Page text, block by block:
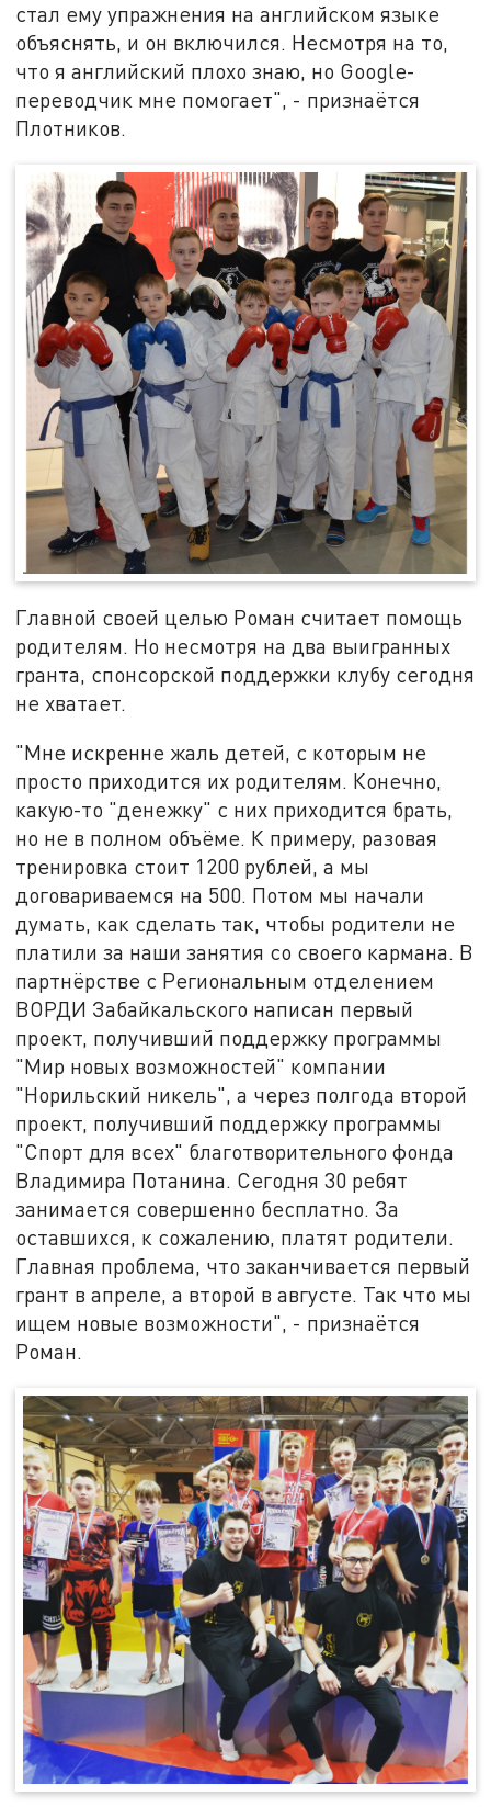
стал ему упражнения на английском языке
объяснять, и он включился. Несмотря на то,
что я английский плохо знаю, но Google-
переводчик мне помогает", - признаётся
Плотников.
Главной своей целью Роман считает помощь
родителям. Но несмотря на два выигранных
гранта, спонсорской поддержки клубу сегодня
не хватает.
"Мне искренне жаль детей, с которым не
просто приходится их родителям. Конечно,
какую-то "денежку" с них приходится брать,
но не в полном объёме. К примеру, разовая
тренировка стоит 1200 рублей, а мы
договариваемся на 500. Потом мы начали
думать, как сделать так, чтобы родители не
платили за наши занятия со своего кармана. В
партнёрстве с Региональным отделением
ВОРДИ Забайкальского написан первый
проект, получивший поддержку программы
"Мир новых возможностей" компании
"Норильский никель", а через полгода второй
проект, получивший поддержку программы
"Спорт для всех" благотворительного фонда
Владимира Потанина. Сегодня 30 ребят
занимается совершенно бесплатно. За
оставшихся, к сожалению, платят родители.
Главная проблема, что заканчивается первый
грант в апреле, а второй в августе. Так что мы
ищем новые возможности", - признаётся
Роман.